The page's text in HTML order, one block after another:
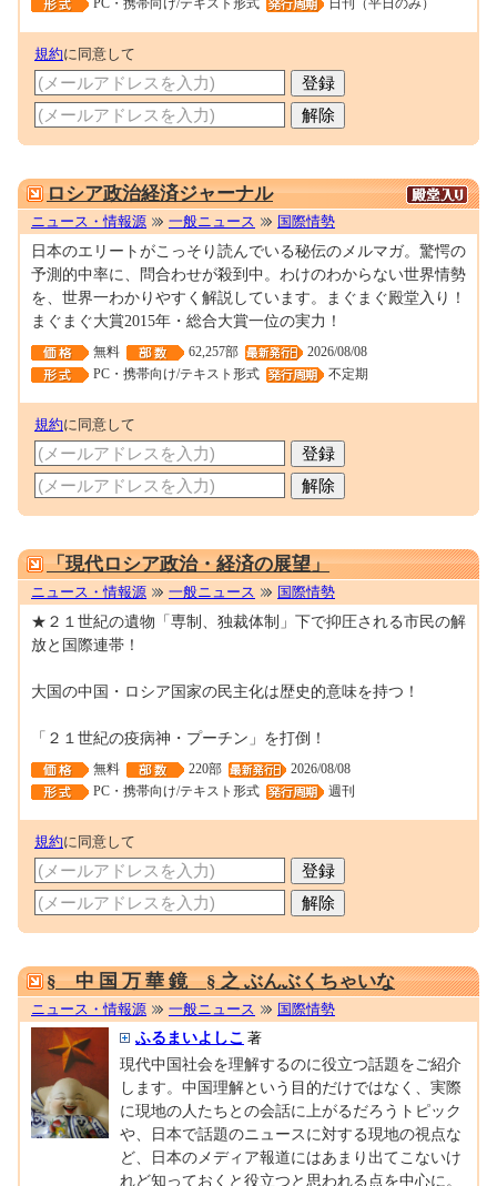
PC・携帯向け/テキスト形式
日刊（平日のみ）
規約に同意して
ロシア政治経済ジャーナル
ニュース・情報源 一般ニュース 国際情勢
日本のエリートがこっそり読んでいる秘伝のメルマガ。驚愕の
予測的中率に、問合わせが殺到中。わけのわからない世界情勢
を、世界一わかりやすく解説しています。まぐまぐ殿堂入り！
まぐまぐ大賞2015年・総合大賞一位の実力！
無料 62,257部
2026/08/08
PC・携帯向け/テキスト形式
不定期
規約に同意して
「現代ロシア政治・経済の展望」
ニュース・情報源 一般ニュース 国際情勢
★２１世紀の遺物 「専制、独裁体制」下で抑圧される市民の解
放と国際連帯！
大国の中国・ロシア国家の民主化は歴史的意味を持つ！
「２１世紀の疫病神・プーチン」を打倒！
無料 220部
2026/08/08
PC・携帯向け/テキスト形式
週刊
規約に同意して
§ 中 国 万 華 鏡 § 之 ぶんぶくちゃいな
ニュース・情報源 一般ニュース 国際情勢
ふるまいよしこ 著
現代中国社会を理解するのに役立つ話題をご紹介
します。中国理解という目的だけではなく、実際
に現地の人たちとの会話に上がるだろうトピック
や、日本で話題のニュースに対する現地の視点な
ど、日本のメディア報道にはあまり出てこないけ
れど知っておくと役立つと思われる点を中心に。